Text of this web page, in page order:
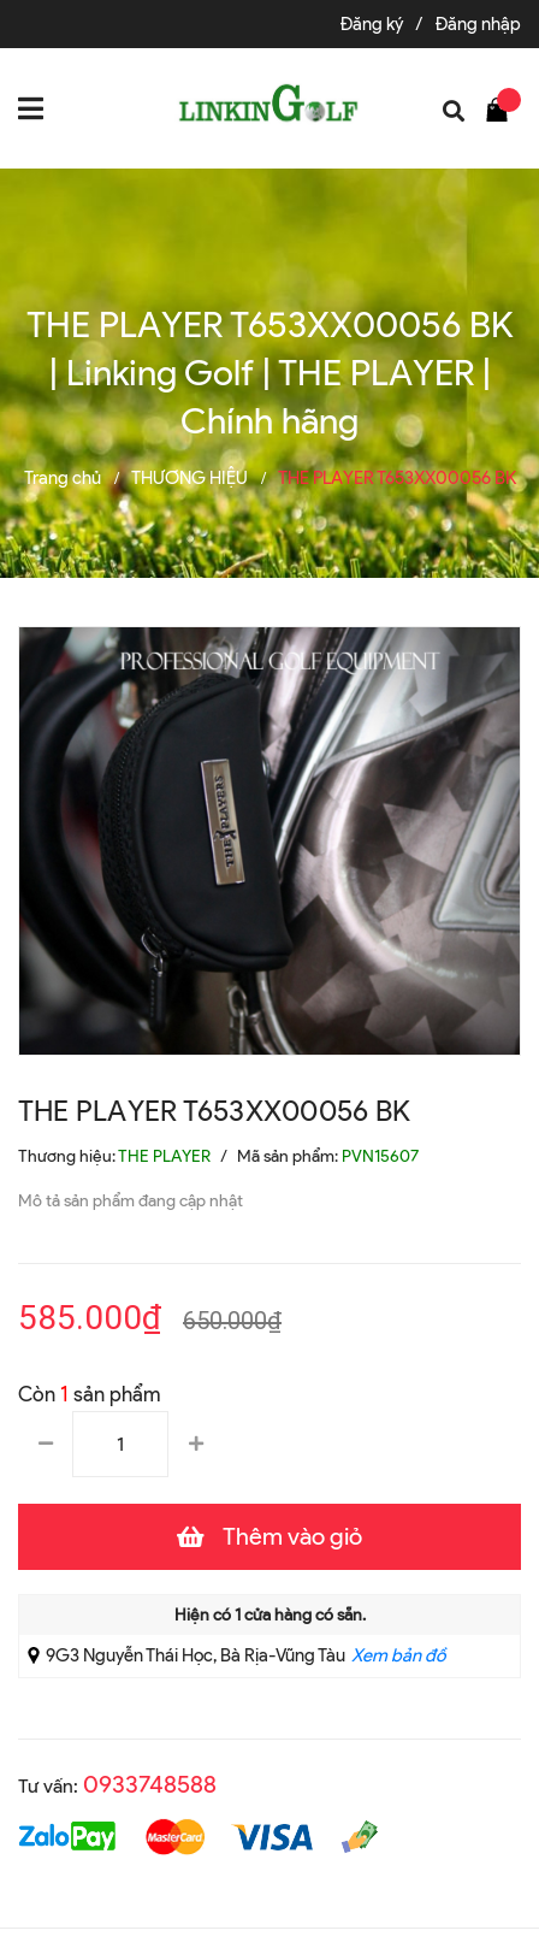
Đăng ký / Đăng nhập
THE PLAYER T653XX00056 BK
| Linking Golf | THE PLAYER |
Chính hãng
Trang chủ / THƯƠNG HIỆU / THE PLAYER T653XX00056 BK
THE PLAYER T653XX00056 BK
Thương hiệu:THE PLAYER / Mã sản phẩm: PVN15607
Mô tả sản phẩm đang cập nhật
585.000₫ 650.000₫
Còn 1 sản phẩm
Thêm vào giỏ
Hiện có1cửa hàng có sẵn.
9G3 Nguyễn Thái Học, Bà Rịa-Vũng Tàu Xem bản đồ
Tư vấn: 0933748588